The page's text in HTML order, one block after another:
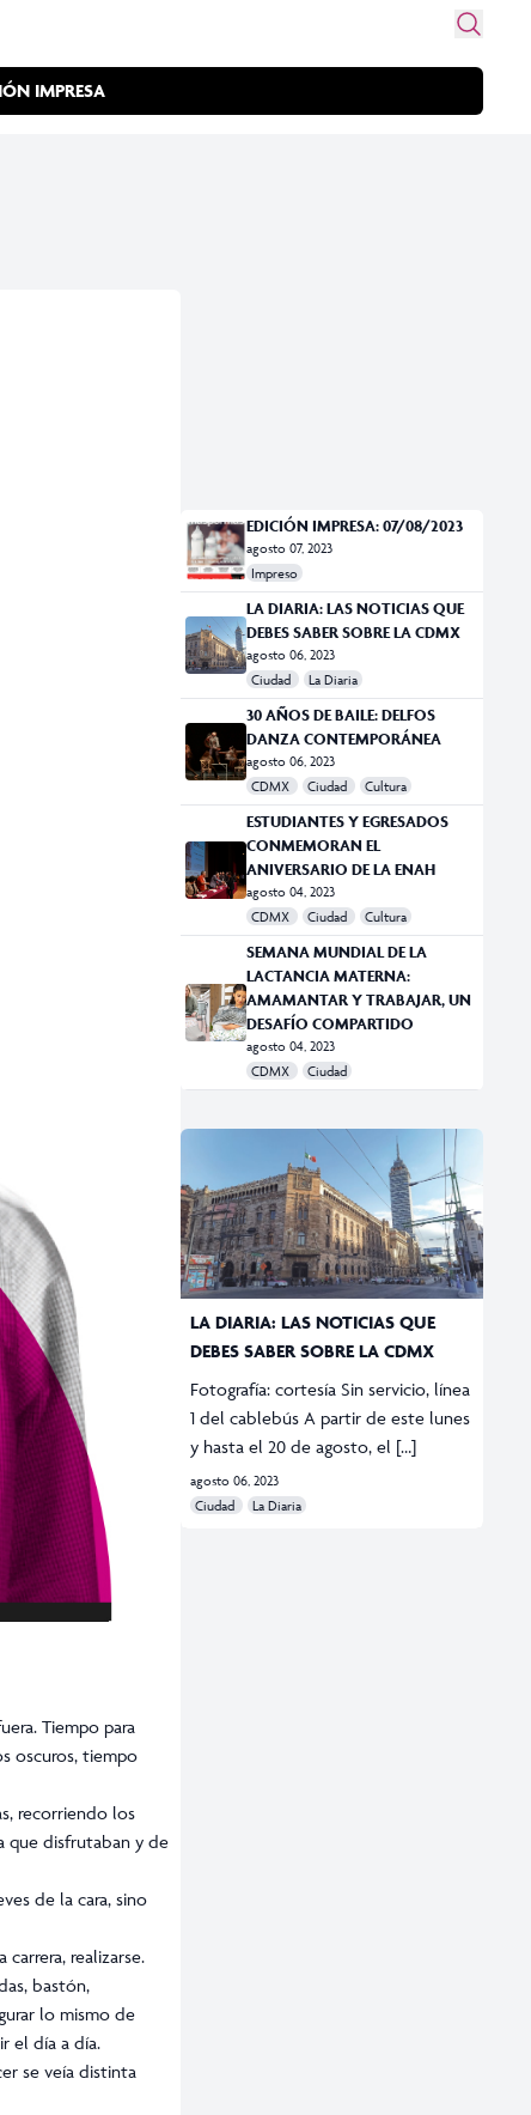
IMPRESA
Tiempo para
oscuros, tiempo
recorriendo los
que disfrutaban y de
de la cara, sino
realizarse.
bastón,
lo mismo de
el día a día.
se veía distinta
EDICIÓN IMPRESA: 07/08/2023
agosto 07, 2023
Impreso
LA DIARIA: LAS NOTICIAS QUE
DEBES SABER SOBRE LA CDMX
agosto 06, 2023
Ciudad
La Diaria
30 AÑOS DE BAILE: DELFOS
DANZA CONTEMPORÁNEA
agosto 06, 2023
CDMX
Ciudad Cultura
ESTUDIANTES Y EGRESADOS
CONMEMORAN EL
ANIVERSARIO DE LA ENAH
agosto 04, 2023
CDMX
Ciudad Cultura
SEMANA MUNDIAL DE LA
LACTANCIA MATERNA:
AMAMANTAR Y TRABAJAR, UN
DESAFÍO COMPARTIDO
agosto 04, 2023
CDMX
Ciudad
LA DIARIA: LAS NOTICIAS QUE
DEBES SABER SOBRE LA CDMX
Fotografía: cortesía Sin servicio, línea
1 del cablebús A partir de este lunes
y hasta el 20 de agosto, el […]
agosto 06, 2023
Ciudad
La Diaria